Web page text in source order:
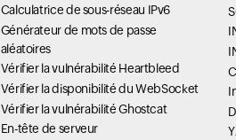
Calculatrice de sous-réseau IPv6
Générateur de mots de passe
aléatoires
Vérifier la vulnérabilité Heartbleed
Vérifier la disponibilité du WebSocket
Vérifier la vulnérabilité Ghostcat
En-tête de serveur